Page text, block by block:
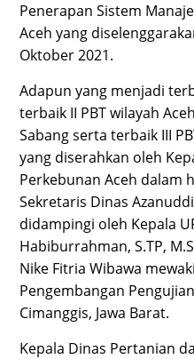
Penerapan Sistem
Aceh yang
Oktober 2021.
Adapun yang menjadi
terbaik II PBT wilayah
Sabang serta terbaik III
yang diserahkan oleh
Perkebunan Aceh dalam
Sekretaris Dinas
didampingi oleh Kepala
Habiburrahman, S.TP,
Nike Fitria Wibawa
Pengembangan
Cimanggis, Jawa Barat.
Kepala Dinas Pertanian